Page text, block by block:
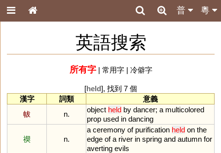
粵
普
英語搜索
所有字| 常用字| 冷僻字
[held], 找到 7 個
漢字
詞類
意義
帗
n.
object held by dancer; a multicolored
prop used in dancing
禊 n.
a ceremony of purification held on the
edge of a river in spring and autumn for
averting evils